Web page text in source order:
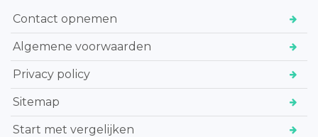
Contact opnemen
Algemene voorwaarden
Privacy policy
Sitemap
Start met vergelijken